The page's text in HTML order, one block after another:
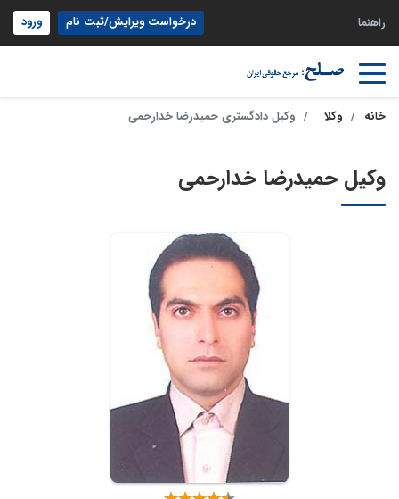
راهنما درخواست ویرایش/ثبت نام ورود
خانه وکلا وکیل دادگستری حمیدرضا خدارحمی
وکیل حمیدرضا خدارحمی